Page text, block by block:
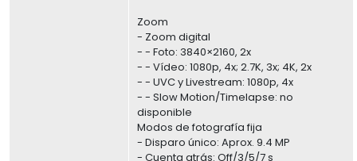
Zoom
- Zoom digital
- - Foto: 3840×2160, 2x
- - Vídeo: 1080p, 4x; 2.7K, 3x; 4K, 2x
- - UVC y Livestream: 1080p, 4x
- - Slow Motion/Timelapse: no
disponible
Modos de fotografía fija
- Disparo único: Aprox. 9.4 MP
- Cuenta atrás: Off/3/5/7 s